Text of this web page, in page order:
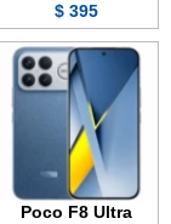
395 $
Poco F8 Ultra